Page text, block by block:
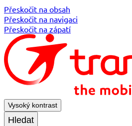
Přeskočit na obsah
Přeskočit na navigaci
Přeskočit na zápatí
Vysoký kontrast
Hledat